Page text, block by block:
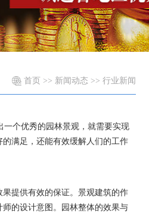
首页 >> 新闻动态 >> 行业新闻
个优秀的园林景观，就需要实现
满足，还能有效缓解人们的工作
提供有效的保证。景观建筑的作
的设计意图。园林整体的效果与